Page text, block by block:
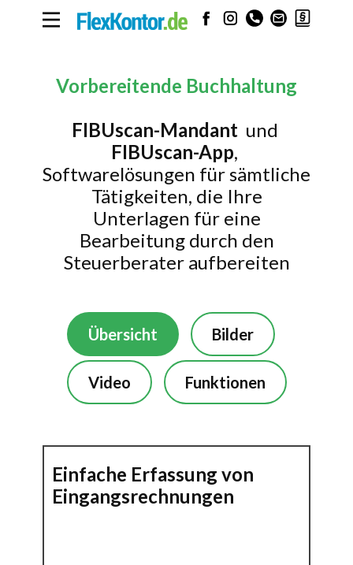
Vorbereitende Buchhaltung
FIBUscan-Mandantund
FIBUscan-App,
Softwarelösungen für sämtliche
Tätigkeiten, die Ihre
Unterlagen für eine
Bearbeitung durch den
Steuerberater aufbereiten
Übersicht Bilder
Video Funktionen
Einfache Erfassung von
Eingangsrechnungen